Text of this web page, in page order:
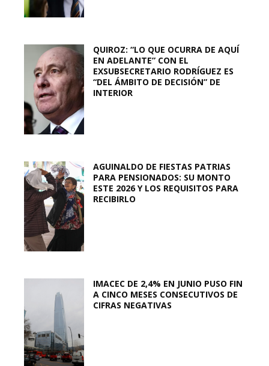
QUIROZ: “LO QUE OCURRA DE AQUÍ
EN ADELANTE” CON EL
EXSUBSECRETARIO RODRÍGUEZ ES
“DEL ÁMBITO DE DECISIÓN” DE
INTERIOR
AGUINALDO DE FIESTAS PATRIAS
PARA PENSIONADOS: SU MONTO
ESTE 2026 Y LOS REQUISITOS PARA
RECIBIRLO
IMACEC DE 2,4% EN JUNIO PUSO FIN
A CINCO MESES CONSECUTIVOS DE
CIFRAS NEGATIVAS